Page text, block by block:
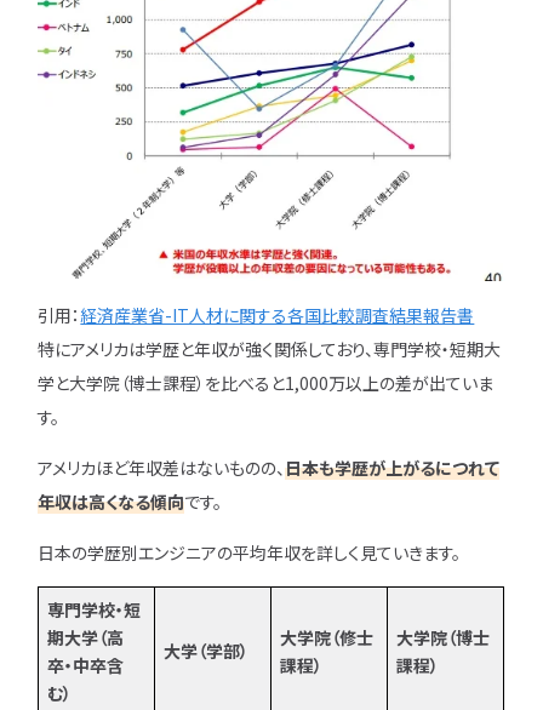
引用：経済産業省-IT人材に関する各国比較調査結果報告書
特にアメリカは学歴と年収が強く関係しており、専門学校・短期大
学と大学院（博士課程）を比べると1,000万以上の差が出ていま
す。
アメリカほど年収差はないものの、日本も学歴が上がるにつれて
年収は高くなる傾向です。
日本の学歴別エンジニアの平均年収を詳しく見ていきます。
専門学校・短
期大学（高
卒・中卒含
む）
大学（学部）
大学院（修士
課程）
大学院（博士
課程）